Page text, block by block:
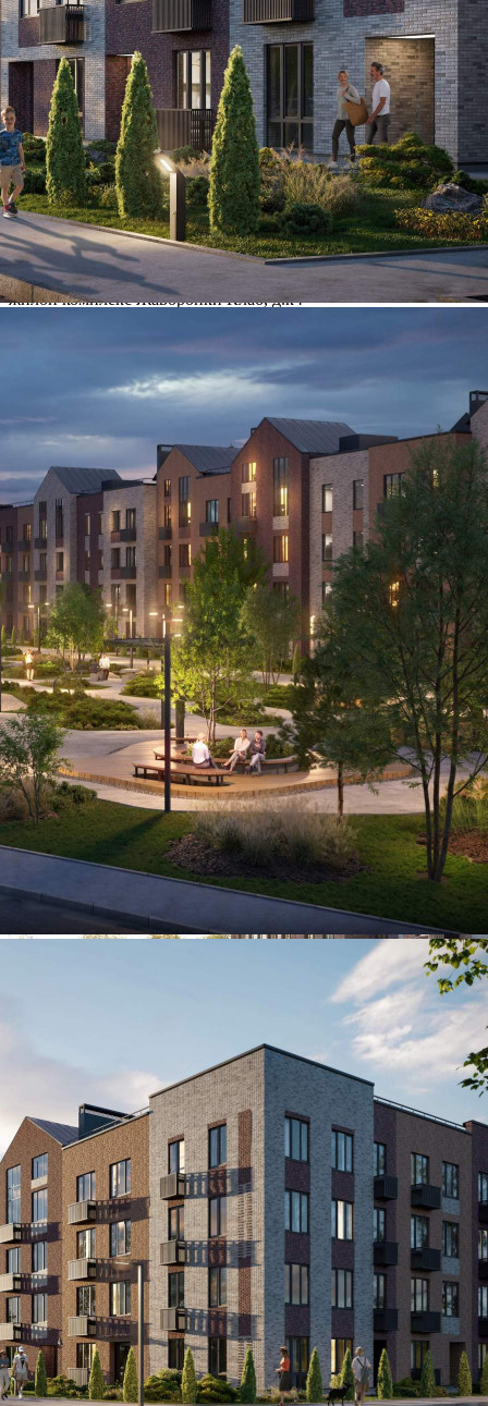
Характеристики
О помещении
Где находится
Контакты
Другие объявления
Характеристики помещения
№ объявления
120069
Дата размещения
25.06.2026
Город
Одинцово
Адрес
жилой комплекс Жаворонки Клаб, д.к4
Желаемый / подходящий вид деятельности
Не указано
Назначение
Не указано
Размер площади (м2)
Цена за помещение
575 960 руб.
О помещении